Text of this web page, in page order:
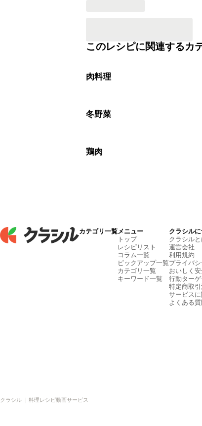
このレシピに関連するカ
肉料理
冬野菜
鶏肉
カテゴリ一覧メニュー
トップ
レシピリスト
コラム一覧
ピックアップ一覧
カテゴリ一覧
キーワード一覧
クラシル
クラシルと
運営会社
利用規約
プライバ
おいしく
行動ター
特定商取
サービス
よくある
クラシル ｜料理レシピ動画サービス